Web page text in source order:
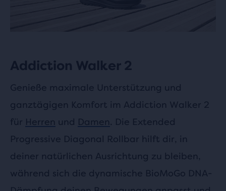
Addiction Walker 2
Genieße maximale Unterstützung und
ganztägigen Komfort im Addiction Walker 2
für Herren und Damen. Die Extended
Progressive Diagonal Rollbar hilft dir, in
deiner natürlichen Ausrichtung zu bleiben,
während sich die dynamische BioMoGo DNA-